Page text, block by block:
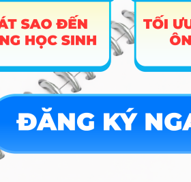
10 Quan hệ công chúng A01; C00; D01; D15
11
Quản trị kinh doanh –
Chuẩn quốc tế (Quản
trị doanh nghiệp và
A00; D01; C01; C03
Chuẩn quốc tế (Kinh
doanh sáng tạo)
13
Quản trị kinh doanh
thực phẩm
15 Marketing A00; D01; C01; C03